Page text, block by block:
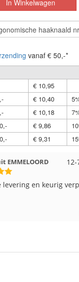
vanaf € 50,-*
€ 10,95
€ 10,40
€ 10,18
€ 9,86
€ 9,31
12-
en keurig